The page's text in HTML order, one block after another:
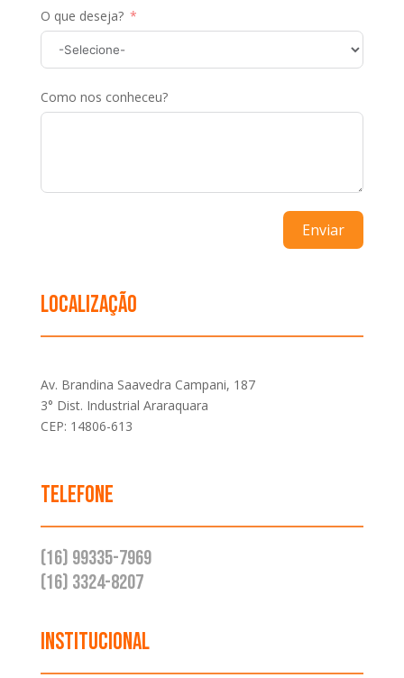
O que deseja?
Como nos conheceu?
Enviar
Localização
Av. Brandina Saavedra Campani, 187
3° Dist. Industrial Araraquara
CEP: 14806-613
Telefone
(16) 99335-7969
(16) 3324-8207
Institucional